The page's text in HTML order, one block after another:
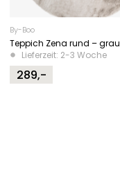
By-Boo
Teppich Zena rund – grau
Lieferzeit: 2-3 Woche
289,-